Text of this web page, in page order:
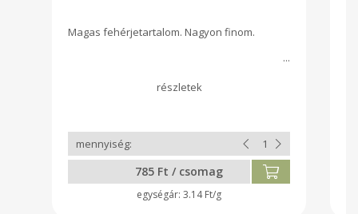
Magas fehérjetartalom. Nagyon finom.
785 Ft / csomag
3.14 Ft/g